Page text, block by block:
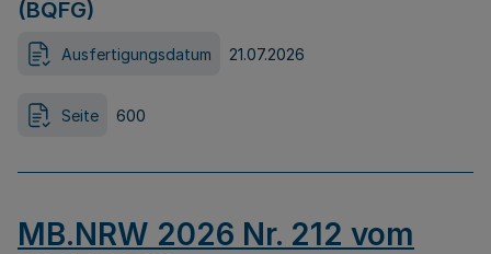
(BQFG)
Ausfertigungsdatum 21.07.2026
Seite 600
MB.NRW 2026 Nr. 212 vom